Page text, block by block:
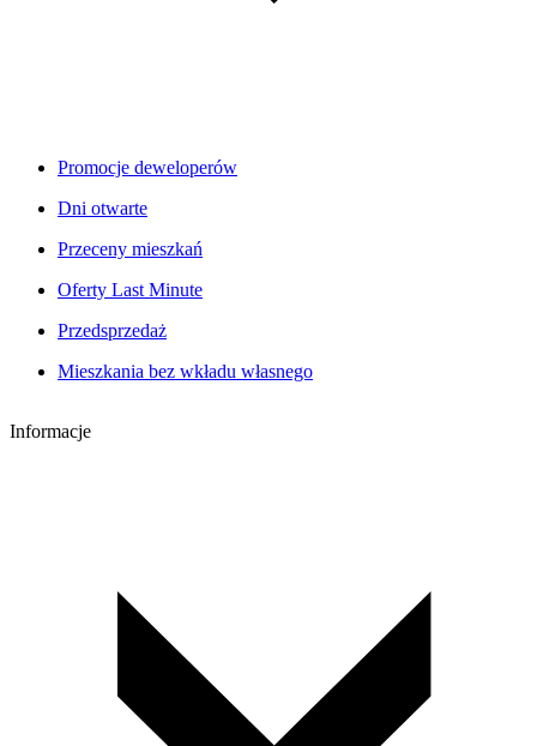
Promocje deweloperów
Dni otwarte
Przeceny mieszkań
Oferty Last Minute
Przedsprzedaż
Mieszkania bez wkładu własnego
Informacje